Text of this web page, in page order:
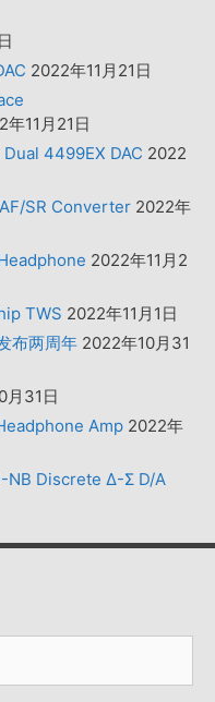
2022年11月21日
年11月21日
4499EX DAC 2022
SR Converter 2022年
2022年11月2
TWS 2022年11月1日
布两周年 2022年10月31
月31日
Amp 2022年
NB Discrete Δ-Σ D/A